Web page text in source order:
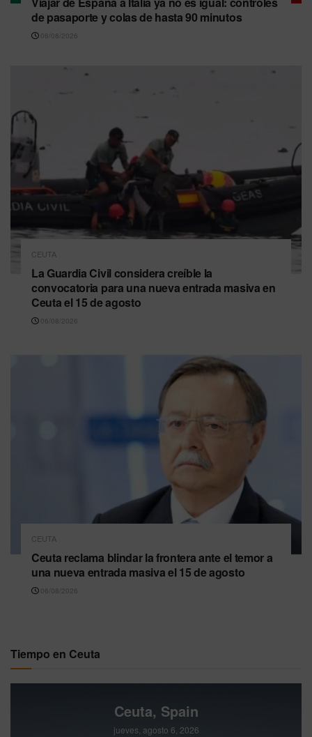
de pasaporte y colas de hasta 90 minutos
06/08/2026
CEUTA
La Guardia Civil considera creíble la
convocatoria para una nueva entrada masiva en
Ceuta el 15 de agosto
06/08/2026
CEUTA
Ceuta reclama blindar la frontera ante el temor a
una nueva entrada masiva el 15 de agosto
06/08/2026
Tiempo en Ceuta
Ceuta, Spain
jueves, agosto 6, 2026